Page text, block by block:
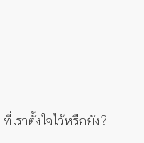
เราตั้งใจไว้หรือยัง?